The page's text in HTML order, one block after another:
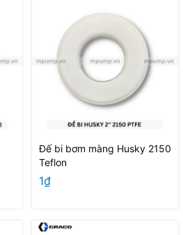
Đế bi bơm màng Husky 2150
Teflon
1₫